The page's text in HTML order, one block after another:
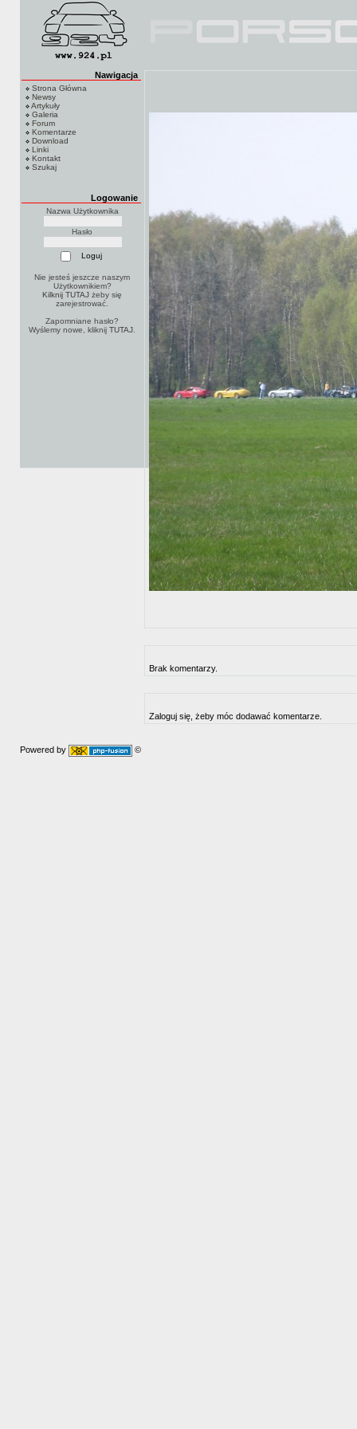
Nawigacja
Strona Główna
Newsy
Artykuły
Galeria
Forum
Komentarze
Download
Linki
Kontakt
Szukaj
Logowanie
Nazwa Użytkownika
Hasło
Nie jesteś jeszcze naszym
Użytkownikiem?
Kilknij TUTAJ żeby się
zarejestrować.
Zapomniane hasło?
Wyślemy nowe, kliknijTUTAJ
Brak komentarzy.
Zaloguj się, żeby móc dodawać komentarze.
Powered by ©